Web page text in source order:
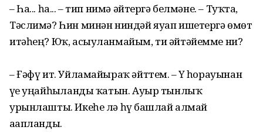
– Һа... һа... – тип нимә әйтергә белмәне. – Туҡта,
Тәслимә? Һин минән ниндәй яуап ишетергә өмөт
итәһең? Юҡ, асыуланмайым, ти әйтәйемме ни?
– Ғәфү ит. Уйламайыраҡ әйттем. – Үҙ һорауынан
үҙе уңайһыҙланды ҡатын. Ауыр тынлыҡ
урынлашты. Икеһе лә һүҙ башлай алмай
аҙапланды.